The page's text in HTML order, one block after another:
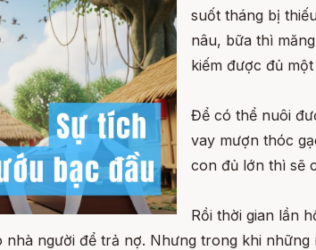
suốt tháng bị
nâu, bữa thì
kiếm được đủ
Để có thể nuôi
vay mượn thóc
con đủ lớn thì sẽ
Rồi thời gian lần
người để trả nợ. Nhưng trong khi